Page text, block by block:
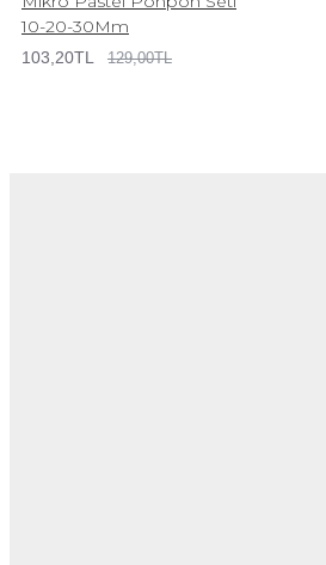
10-20-30Mm
103,20TL 129,00TL